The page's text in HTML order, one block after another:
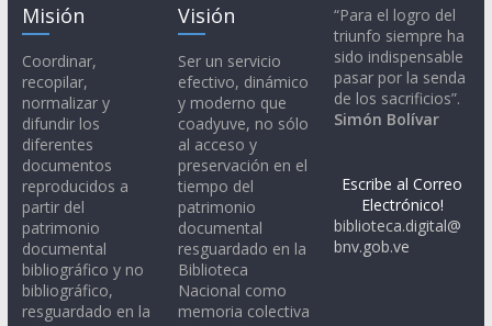
Misión
Coordinar,
recopilar,
normalizar y
difundir los
diferentes
documentos
reproducidos a
partir del
patrimonio
documental
bibliográfico y no
bibliográfico,
resguardado en la
Visión
Ser un servicio
efectivo, dinámico
y moderno que
coadyuve, no sólo
al acceso y
preservación en el
tiempo del
patrimonio
documental
resguardado en la
Biblioteca
Nacional como
memoria colectiva
“Para el logro del
triunfo siempre ha
sido indispensable
pasar por la senda
de los sacrificios”.
Simón Bolívar
Escribe al Correo
Electrónico!
biblioteca.digital@
bnv.gob.ve